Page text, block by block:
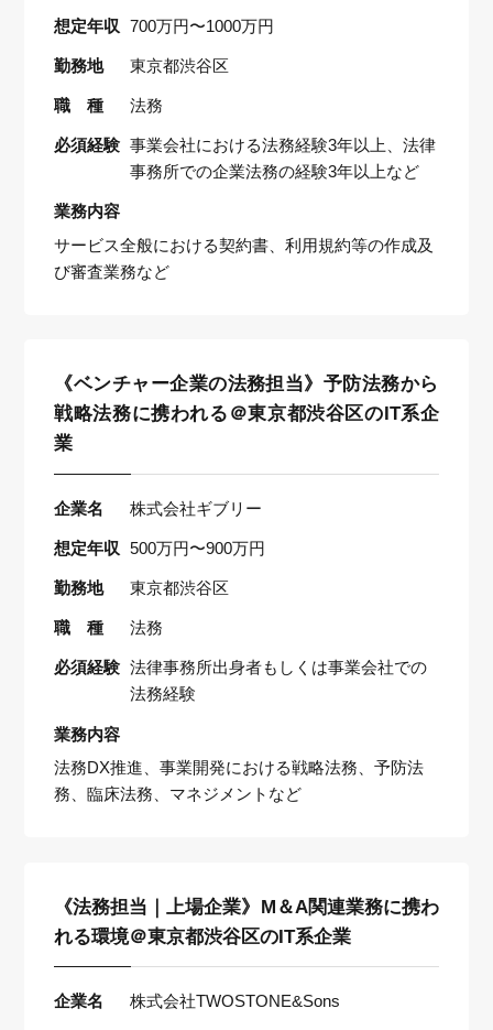
想定年収 700万円〜1000万円
勤務地 東京都渋谷区
職 種 法務
必須経験 事業会社における法務経験3年以上、法律
事務所での企業法務の経験3年以上など
業務内容
サービス全般における契約書、利用規約等の作成及
び審査業務など
《ベンチャー企業の法務担当》予防法務から
戦略法務に携われる＠東京都渋谷区のIT系企
業
企業名 株式会社ギブリー
想定年収 500万円〜900万円
勤務地 東京都渋谷区
職 種 法務
必須経験 法律事務所出身者もしくは事業会社での
法務経験
業務内容
法務DX推進、事業開発における戦略法務、予防法
務、臨床法務、マネジメントなど
《法務担当｜上場企業》M＆A関連業務に携わ
れる環境＠東京都渋谷区のIT系企業
企業名 株式会社TWOSTONE&Sons